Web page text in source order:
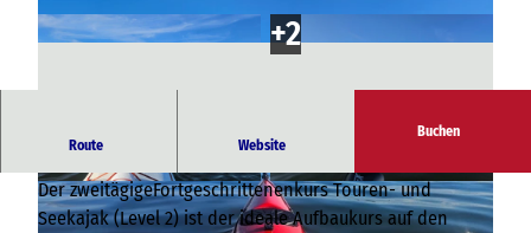
© Kredl |CC-BY-NC © Kredl |CC-BY-NC
Route Website
Buchen
In 2 Tagen die eigenen Paddelfähigkeiten verbessern.
Der zweitägigeFortgeschrittenenkurs Touren- und
Seekajak (Level 2) ist der ideale Aufbaukurs auf den